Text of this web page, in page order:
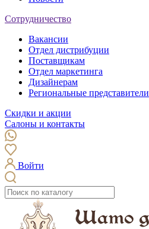
Сотрудничество
Вакансии
Отдел дистрибуции
Поставщикам
Отдел маркетинга
Дизайнерам
Региональные представители
Скидки и акции
Салоны и контакты
Войти